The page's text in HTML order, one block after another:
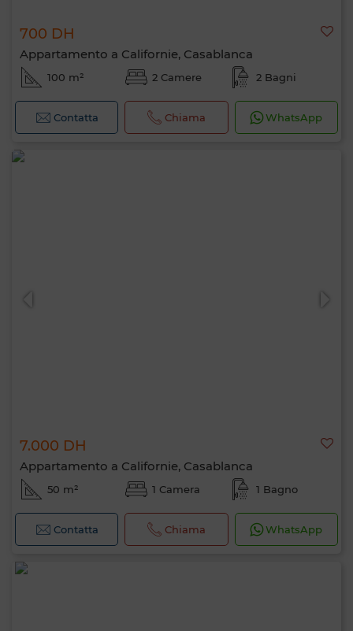
700 DH
Appartamento a Californie, Casablanca
100 m² 2 Camere 2 Bagni
Contatta Chiama WhatsApp
7.000 DH
Appartamento a Californie, Casablanca
50 m² 1 Camera 1 Bagno
Contatta Chiama WhatsApp